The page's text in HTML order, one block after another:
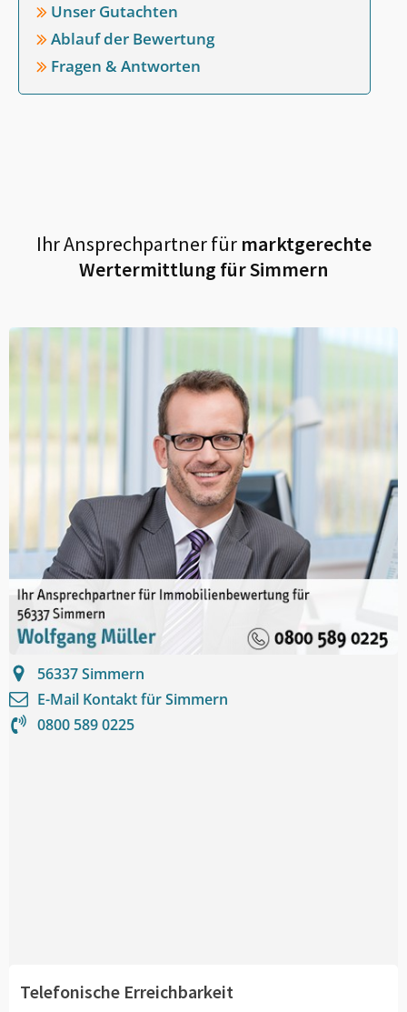
Unser Gutachten
Ablauf der Bewertung
Fragen & Antworten
Ihr Ansprechpartner fürmarktgerechte
Wertermittlung fürSimmern
56337Simmern
E-Mail Kontakt fürSimmern
0800 589 0225
Telefonische Erreichbarkeit